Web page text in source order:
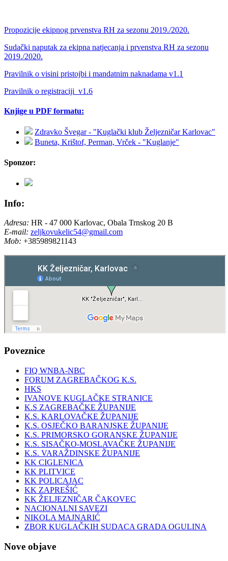
Propozicije ekipnog prvenstva RH za sezonu 2019./2020.
Sudački naputak za ekipna natjecanja i prvenstva RH za sezonu
2019./2020.
Pravilnik o visini pristojbi i mandatnim naknadama v1.1
Pravilnik o registraciji_v1.6
Knjige u PDF formatu:
Zdravko Švegar - "Kuglački klub Željezničar Karlovac"
Buneta, Krištof, Perman, Vrček - "Kuglanje"
Sponzor:
Info:
Adresa: HR - 47 000 Karlovac, Obala Trnskog 20 B
E-mail: zeljkovukelic54@gmail.com
Mob: +385989821143
Poveznice
FIQ WNBA-NBC
FORUM ZAGREBAČKOG K.S.
HKS
IVANOVE KUGLAČKE STRANICE
K.S ZAGREBAČKE ŽUPANIJE
K.S. KARLOVAČKE ŽUPANIJE
K.S. OSJEČKO BARANJSKE ŽUPANIJE
K.S. PRIMORSKO GORANSKE ŽUPANIJE
K.S. SISAČKO-MOSLAVAČKE ŽUPANIJE
K.S. VARAŽDINSKE ŽUPANIJE
KK CIGLENICA
KK PLITVICE
KK POLICAJAC
KK ZAPREŠIĆ
KK ŽELJEZNIČAR ČAKOVEC
NACIONALNI SAVEZI
NIKOLA MAJNARIĆ
ZBOR KUGLAČKIH SUDACA GRADA OGULINA
Nove objave